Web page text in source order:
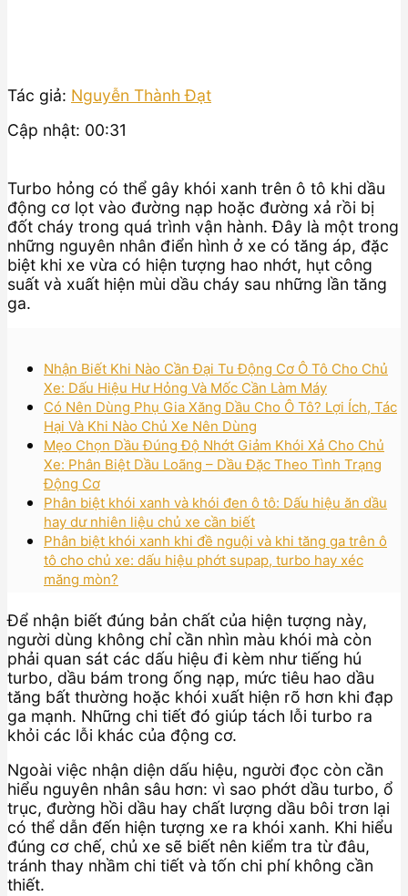
Tác giả: Nguyễn Thành Đạt
Cập nhật: 00:31
Turbo hỏng có thể gây khói xanh trên ô tô khi dầu
động cơ lọt vào đường nạp hoặc đường xả rồi bị
đốt cháy trong quá trình vận hành. Đây là một trong
những nguyên nhân điển hình ở xe có tăng áp, đặc
biệt khi xe vừa có hiện tượng hao nhớt, hụt công
suất và xuất hiện mùi dầu cháy sau những lần tăng
ga.
Nhận Biết Khi Nào Cần Đại Tu Động Cơ Ô Tô Cho Chủ
Xe: Dấu Hiệu Hư Hỏng Và Mốc Cần Làm Máy
Có Nên Dùng Phụ Gia Xăng Dầu Cho Ô Tô? Lợi Ích, Tác
Hại Và Khi Nào Chủ Xe Nên Dùng
Mẹo Chọn Dầu Đúng Độ Nhớt Giảm Khói Xả Cho Chủ
Xe: Phân Biệt Dầu Loãng – Dầu Đặc Theo Tình Trạng
Động Cơ
Phân biệt khói xanh và khói đen ô tô: Dấu hiệu ăn dầu
hay dư nhiên liệu chủ xe cần biết
Phân biệt khói xanh khi đề nguội và khi tăng ga trên ô
tô cho chủ xe: dấu hiệu phớt supap, turbo hay xéc
măng mòn?
Để nhận biết đúng bản chất của hiện tượng này,
người dùng không chỉ cần nhìn màu khói mà còn
phải quan sát các dấu hiệu đi kèm như tiếng hú
turbo, dầu bám trong ống nạp, mức tiêu hao dầu
tăng bất thường hoặc khói xuất hiện rõ hơn khi đạp
ga mạnh. Những chi tiết đó giúp tách lỗi turbo ra
khỏi các lỗi khác của động cơ.
Ngoài việc nhận diện dấu hiệu, người đọc còn cần
hiểu nguyên nhân sâu hơn: vì sao phớt dầu turbo, ổ
trục, đường hồi dầu hay chất lượng dầu bôi trơn lại
có thể dẫn đến hiện tượng xe ra khói xanh. Khi hiểu
đúng cơ chế, chủ xe sẽ biết nên kiểm tra từ đâu,
tránh thay nhầm chi tiết và tốn chi phí không cần
thiết.